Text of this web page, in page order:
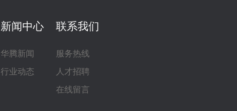
新闻中心
华腾新闻
行业动态
联系我们
服务热线
人才招聘
在线留言